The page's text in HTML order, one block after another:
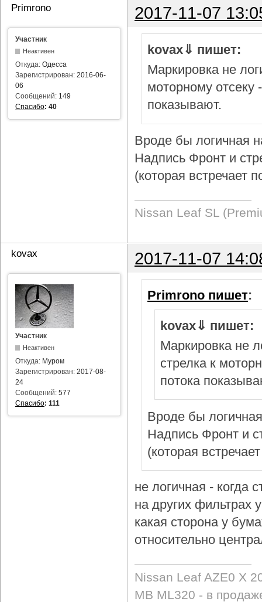
Primrono 2017-11-07
Участник
Неактивен
Откуда: Одесса
Зарегистрирован: 2016-06-
06
Сообщений: 149
Спасибо: 40
kovax⇓ пишет:
Маркировка не
моторному отсеку
показывают.
Вроде бы логичная
Надпись Фронт и
(которая встречает
Nissan Leaf SL
kovax 2017-11-07
Участник
Неактивен
Откуда: Муром
Зарегистрирован: 2017-08-
24
Сообщений: 577
Спасибо: 111
Primrono пишет:
kovax⇓ пишет:
Маркировка не
стрелка к
потока
Вроде бы
Надпись Фронт и
(которая
не логичная - когда
на других фильтрах
какая сторона у
относительно
Nissan Leaf AZE0 X
MB ML320 - в